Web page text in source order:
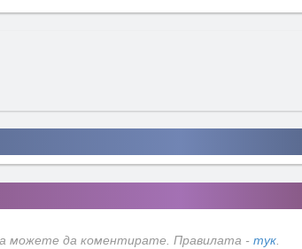
можете да коментирате. Правилата - тук.